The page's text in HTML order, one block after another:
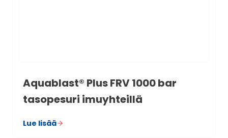
Aquablast® Plus FRV 1000 bar
taso­pe­suri imu­yh­teillä
Lue lisää